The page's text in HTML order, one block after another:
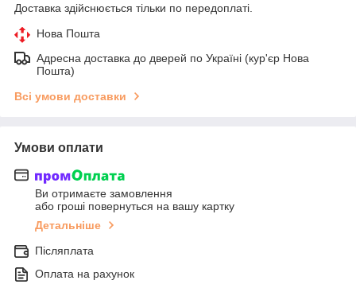
Доставка здійснюється тільки по передоплаті.
Нова Пошта
Адресна доставка до дверей по Україні (кур'єр Нова
Пошта)
Всі умови доставки
Умови оплати
Ви отримаєте замовлення
або гроші повернуться на вашу картку
Детальніше
Післяплата
Оплата на рахунок